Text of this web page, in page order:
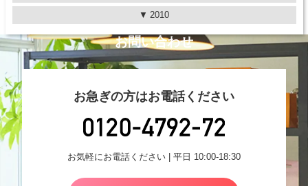
2010
お問い合わせ
お急ぎの方はお電話ください
お気軽にお電話ください | 平日 10:00-18:30